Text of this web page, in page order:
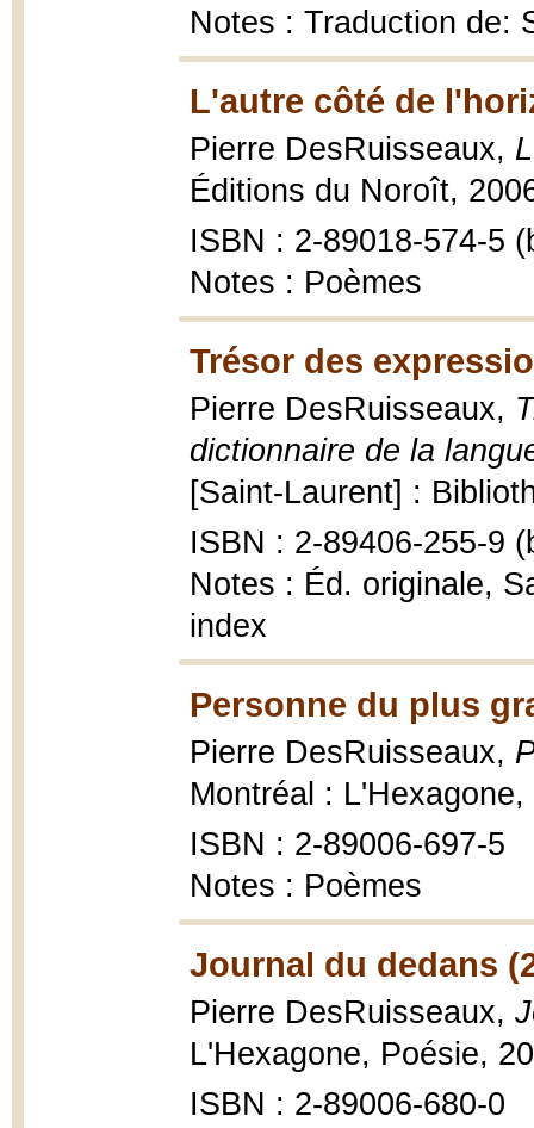
Notes : Traduction de:
L'autre côté de
Pierre DesRuisseaux,
Éditions du Noroît,
ISBN : 2-89018-574-5
Notes : Poèmes
Trésor des
Pierre DesRuisseaux,
dictionnaire de la
[Saint-Laurent] :
ISBN : 2-89406-255-9
Notes : Éd. originale,
index
Personne du plus
Pierre DesRuisseaux,
Montréal :
ISBN : 2-89006-697-5
Notes : Poèmes
Journal du dedans
Pierre DesRuisseaux,
L'Hexagone, Poésie,
ISBN : 2-89006-680-0